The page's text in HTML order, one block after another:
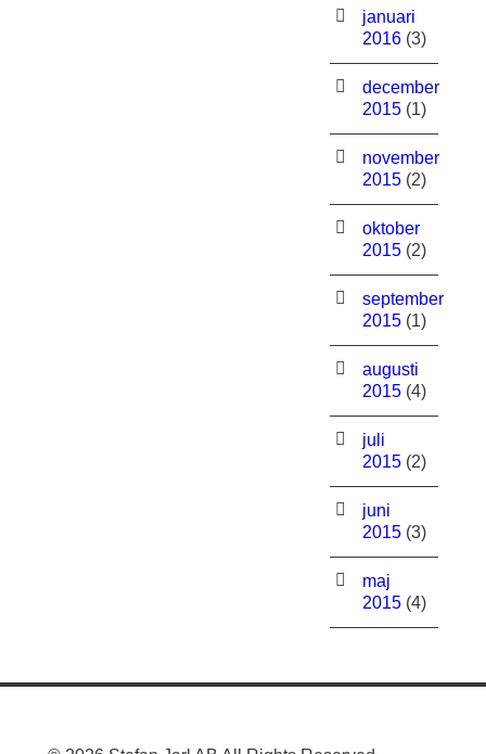
januari
2016 (3)
december
2015 (1)
november
2015 (2)
oktober
2015 (2)
september
2015 (1)
augusti
2015 (4)
juli
2015 (2)
juni
2015 (3)
maj
2015 (4)